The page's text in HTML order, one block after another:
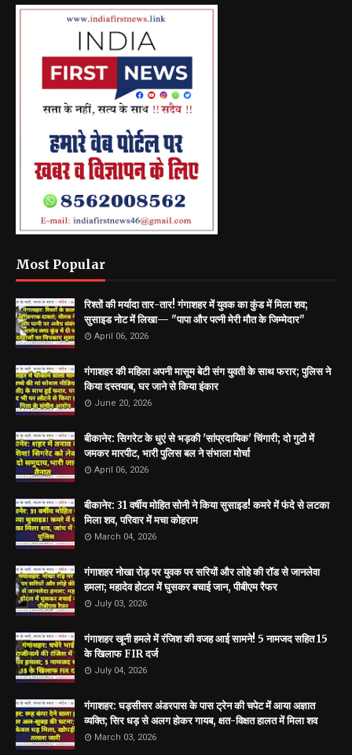
Most Popular
रिश्तों की मर्यादा तार-तार! गंगाशहर में युवक का कुंड में मिला शव;
सुसाइड नोट में लिखा— "पापा और पत्नी मेरी मौत के जिम्मेदार"
April 06, 2026
गंगाशहर की महिला अपनी मासूम बेटी संग युवती के साथ फरार; पुलिस ने
किया दस्तयाब, घर जाने से किया इंकार
June 20, 2026
बीकानेर: सिगरेट के धुएं से भड़की 'सांप्रदायिक' चिंगारी; दो गुटों में
जमकर मारपीट, भारी पुलिस बल ने संभाला मोर्चा
April 06, 2026
बीकानेर: 31 वर्षीय मोहित सोनी ने किया सुसाइड! कमरे में फंदे से लटका
मिला शव, परिवार में मचा कोहराम
March 04, 2026
गंगाशहर नोखा रोड़ पर युवक पर सरियों और लोहे की रॉड से जानलेवा
हमला; महादेव होटल में घुसकर बचाई जान, पीबीएम रैफर
July 03, 2026
गंगाशहर खूनी हमले में रंजिश की वजह आई सामने! 5 नामजद सहित 15
के खिलाफ FIR दर्ज
July 04, 2026
गंगाशहर: घड़सीसर अंडरपास के पास ट्रेन की चपेट में आया अज्ञात
व्यक्ति; सिर धड़ से अलग होकर गायब, क्षत-विक्षत हालत में मिला शव
March 03, 2026